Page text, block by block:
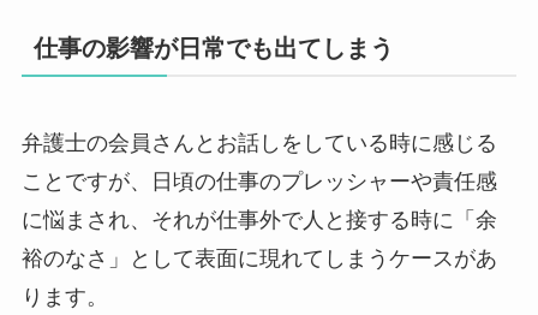
仕事の影響が日常でも出てしまう
弁護士の会員さんとお話しをしている時に感じる
ことですが、日頃の仕事のプレッシャーや責任感
に悩まされ、それが仕事外で人と接する時に「余
裕のなさ」として表面に現れてしまうケースがあ
ります。